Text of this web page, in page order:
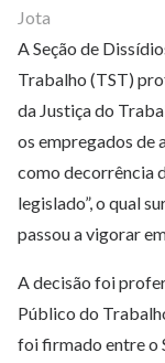
Jota
A Seção de
Trabalho (TST)
da Justiça do
os empregados de
como decorrência
legislado”, o qual
passou a vigorar
A decisão foi
Público do
foi firmado entre o